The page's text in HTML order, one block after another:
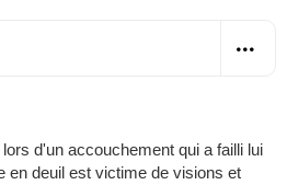
d'un accouchement qui a failli lui
en deuil est victime de visions et